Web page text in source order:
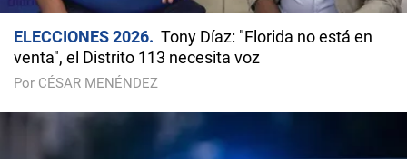
ELECCIONES 2026
Tony Díaz: "Florida no está en
venta", el Distrito 113 necesita voz
Por CÉSAR MENÉNDEZ